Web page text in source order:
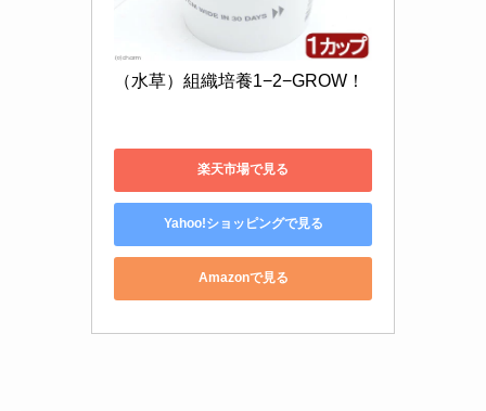
（水草）組織培養1−2−GROW！
楽天市場で見る
Yahoo!ショッピングで見る
Amazonで見る